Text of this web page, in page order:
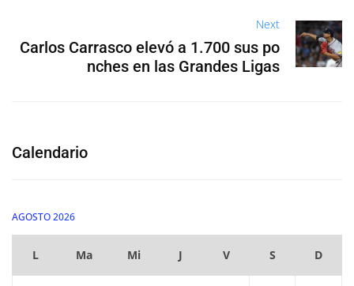
Next
Carlos Carrasco elevó a 1.700 sus po
nches en las Grandes Ligas
Calendario
AGOSTO 2026
L Ma Mi J V S D